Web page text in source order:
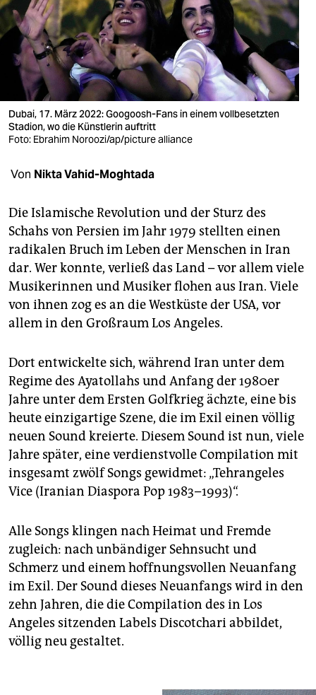
verlag
veranstaltungen
shop
fragen & hilfe
unterstützen
genossenschaft
epaper login
Dubai, 17. März 2022: Googoosh-Fans in einem vollbesetzten
Stadion, wo die Künstlerin auftritt
Foto: Ebrahim Noroozi/ap/picture alliance
Von Nikta Vahid-Moghtada
Die Islamische Revolution und der Sturz des
Schahs von Persien im Jahr 1979 stellten einen
radikalen Bruch im Leben der Menschen in Iran
dar. Wer konnte, verließ das Land – vor allem viele
Musikerinnen und Musiker flohen aus Iran. Viele
von ihnen zog es an die Westküste der USA, vor
allem in den Großraum Los Angeles.
Dort entwickelte sich, während Iran unter dem
Regime des Ayatollahs und Anfang der 1980er
Jahre unter dem Ersten Golfkrieg ächzte, eine bis
heute einzigartige Szene, die im Exil einen völlig
neuen Sound kreierte. Diesem Sound ist nun, viele
Jahre später, eine verdienstvolle Compilation mit
insgesamt zwölf Songs gewidmet: „Tehrangeles
Vice (Iranian Diaspora Pop 1983–1993)“.
Alle Songs klingen nach Heimat und Fremde
zugleich: nach unbändiger Sehnsucht und
Schmerz und einem hoffnungsvollen Neuanfang
im Exil. Der Sound dieses Neuanfangs wird in den
zehn Jahren, die die Compilation des in Los
Angeles sitzenden Labels Discotchari abbildet,
völlig neu gestaltet.